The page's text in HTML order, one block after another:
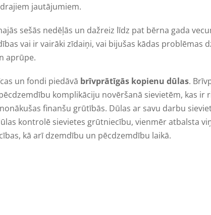
jautājumiem.
sešās nedēļās un dažreiz līdz pat bērna gada
vai ir vairāki zīdaiņi, vai bijušas kādas problēmas
aprūpe.
un fondi piedāvā brīvprātīgās kopienu dūlas.
komplikāciju novēršanā sievietēm, kas ir
finanšu grūtībās. Dūlas ar savu darbu
kontrolē sievietes grūtniecību, vienmēr atbalsta
kā arī dzemdību un pēcdzemdību laikā.